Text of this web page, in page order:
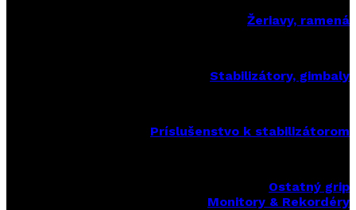
Žeriavy, ramená
Stabilizátory, gimbaly
Príslušenstvo k stabilizátorom
Ostatný grip
Monitory & Rekordéry